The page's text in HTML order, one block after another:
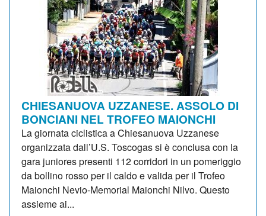
CHIESANUOVA UZZANESE. ASSOLO DI
BONCIANI NEL TROFEO MAIONCHI
La giornata ciclistica a Chiesanuova Uzzanese
organizzata dall’U.S. Toscogas si è conclusa con la
gara juniores presenti 112 corridori in un pomeriggio
da bollino rosso per il caldo e valida per il Trofeo
Maionchi Nevio-Memorial Maionchi Nilvo. Questo
assieme ai...